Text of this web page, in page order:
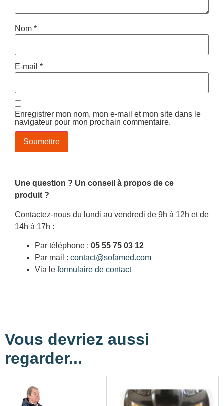
Nom *
E-mail *
Enregistrer mon nom, mon e-mail et mon site dans le
navigateur pour mon prochain commentaire.
Une question ? Un conseil à propos de ce
produit ?
Contactez-nous du lundi au vendredi de 9h à 12h et de
14h à 17h :
Par téléphone : 05 55 75 03 12
Par mail : contact@sofamed.com
Via le formulaire de contact
Vous devriez aussi
regarder...